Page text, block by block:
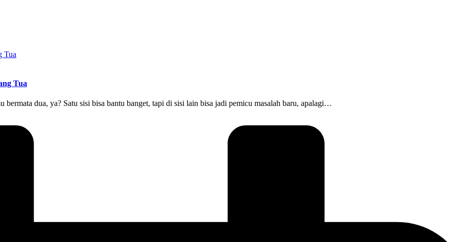
Tua
bermata dua, ya? Satu sisi bisa bantu banget, tapi di sisi lain bisa jadi pemicu masalah baru, apalagi…